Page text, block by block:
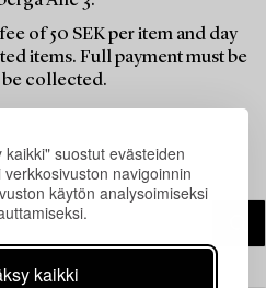
suostut evästeiden
navigoinnin
käytön analysoimiseksi
kaikki
of 50 SEK per item and day
items. Full payment must be
collected.